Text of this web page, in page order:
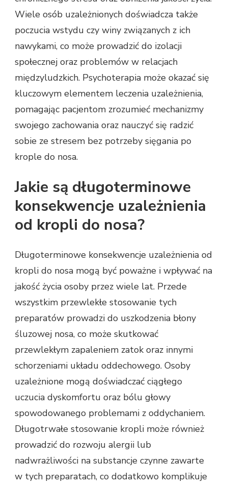
Wiele osób uzależnionych doświadcza także
poczucia wstydu czy winy związanych z ich
nawykami, co może prowadzić do izolacji
społecznej oraz problemów w relacjach
międzyludzkich. Psychoterapia może okazać się
kluczowym elementem leczenia uzależnienia,
pomagając pacjentom zrozumieć mechanizmy
swojego zachowania oraz nauczyć się radzić
sobie ze stresem bez potrzeby sięgania po
krople do nosa.
Jakie są długoterminowe
konsekwencje uzależnienia
od kropli do nosa?
Długoterminowe konsekwencje uzależnienia od
kropli do nosa mogą być poważne i wpływać na
jakość życia osoby przez wiele lat. Przede
wszystkim przewlekłe stosowanie tych
preparatów prowadzi do uszkodzenia błony
śluzowej nosa, co może skutkować
przewlekłym zapaleniem zatok oraz innymi
schorzeniami układu oddechowego. Osoby
uzależnione mogą doświadczać ciągłego
uczucia dyskomfortu oraz bólu głowy
spowodowanego problemami z oddychaniem.
Długotrwałe stosowanie kropli może również
prowadzić do rozwoju alergii lub
nadwrażliwości na substancje czynne zawarte
w tych preparatach, co dodatkowo komplikuje